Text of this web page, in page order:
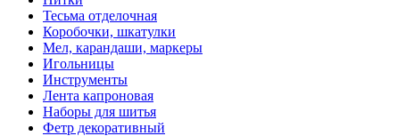
Тесьма отделочная
Коробочки, шкатулки
Мел, карандаши, маркеры
Игольницы
Инструменты
Лента капроновая
Наборы для шитья
Фетр декоративный